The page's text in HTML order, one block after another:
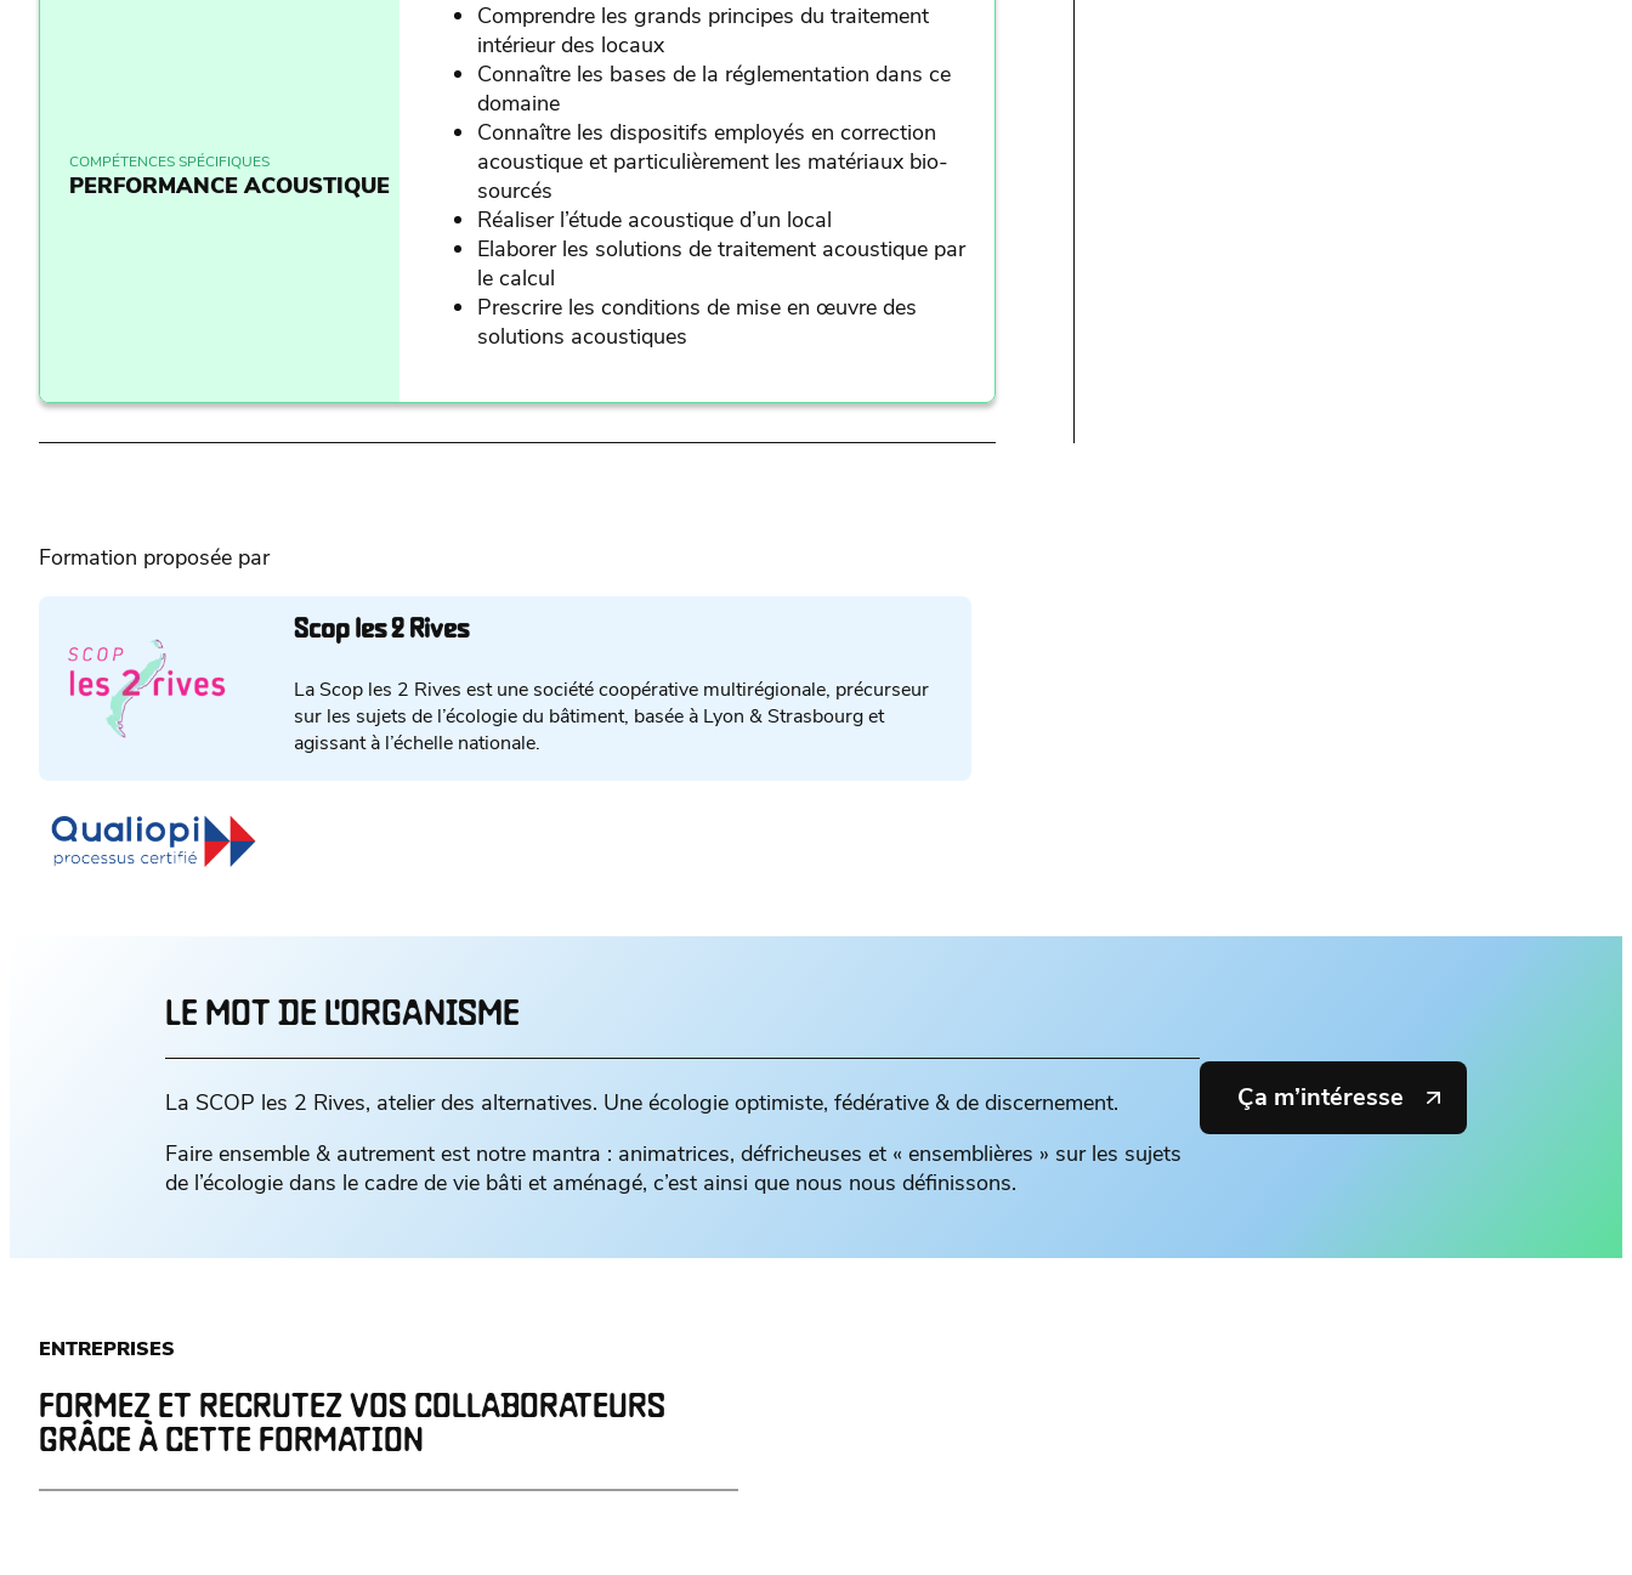
COMPÉTENCES SPÉCIFIQUES
PERFORMANCE ACOUSTIQUE
Comprendre les grands principes du traitement
intérieur des locaux
Connaître les bases de la réglementation dans ce
domaine
Connaître les dispositifs employés en correction
acoustique et particulièrement les matériaux bio-
sourcés
Réaliser l’étude acoustique d’un local
Elaborer les solutions de traitement acoustique par
le calcul
Prescrire les conditions de mise en œuvre des
solutions acoustiques
Formation proposée par
Scop les 2 Rives
La Scop les 2 Rives est une société coopérative multirégionale, précurseur
sur les sujets de l’écologie du bâtiment, basée à Lyon & Strasbourg et
agissant à l’échelle nationale.
LE MOT DE L'ORGANISME
La SCOP les 2 Rives, atelier des alternatives. Une écologie optimiste, fédérative & de discernement.
Faire ensemble & autrement est notre mantra : animatrices, défricheuses et « ensemblières » sur les sujets
de l’écologie dans le cadre de vie bâti et aménagé, c’est ainsi que nous nous définissons.
Ça m’intéresse
ENTREPRISES
FORMEZ ET RECRUTEZ VOS COLLABORATEURS
GRÂCE À CETTE FORMATION